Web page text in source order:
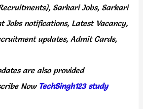
Sarkari Jobs, Sarkari
Jobs notifications, Latest Vacancy,
updates, Admit Cards,
are also provided
Now TechSingh123 study